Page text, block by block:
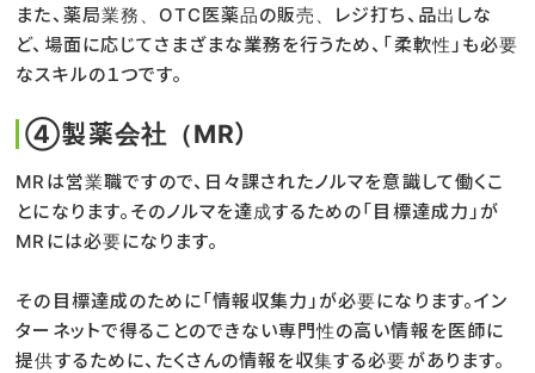
また、薬局業務、OTC医薬品の販売、レジ打ち、品出しな
ど、場面に応じてさまざまな業務を行うため、「柔軟性」も必要
なスキルの１つです。
④製薬会社（MR）
MRは営業職ですので、日々課されたノルマを意識して働くこ
とになります。そのノルマを達成するための「目標達成力」が
MRには必要になります。
その目標達成のために「情報収集力」が必要になります。イン
ターネットで得ることのできない専門性の高い情報を医師に
提供するために、たくさんの情報を収集する必要があります。